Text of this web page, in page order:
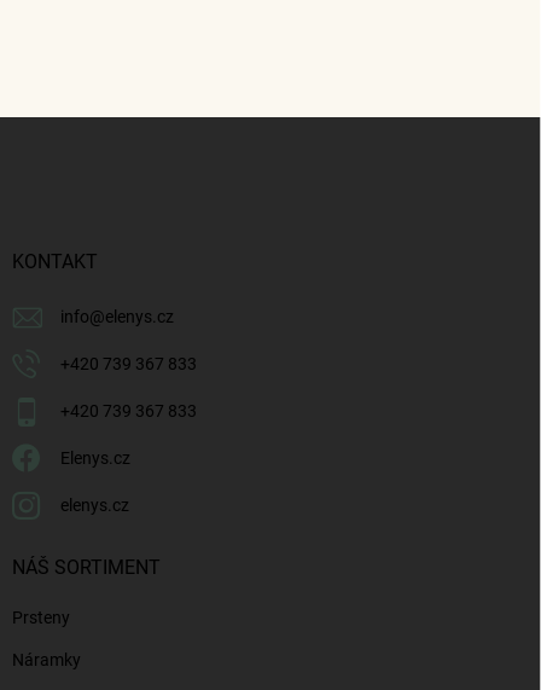
KONTAKT
info@elenys.cz
+420 739 367 833
+420 739 367 833
Elenys.cz
elenys.cz
NÁŠ SORTIMENT
Prsteny
Náramky